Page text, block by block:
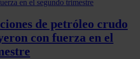
de petróleo crudo
con fuerza en el